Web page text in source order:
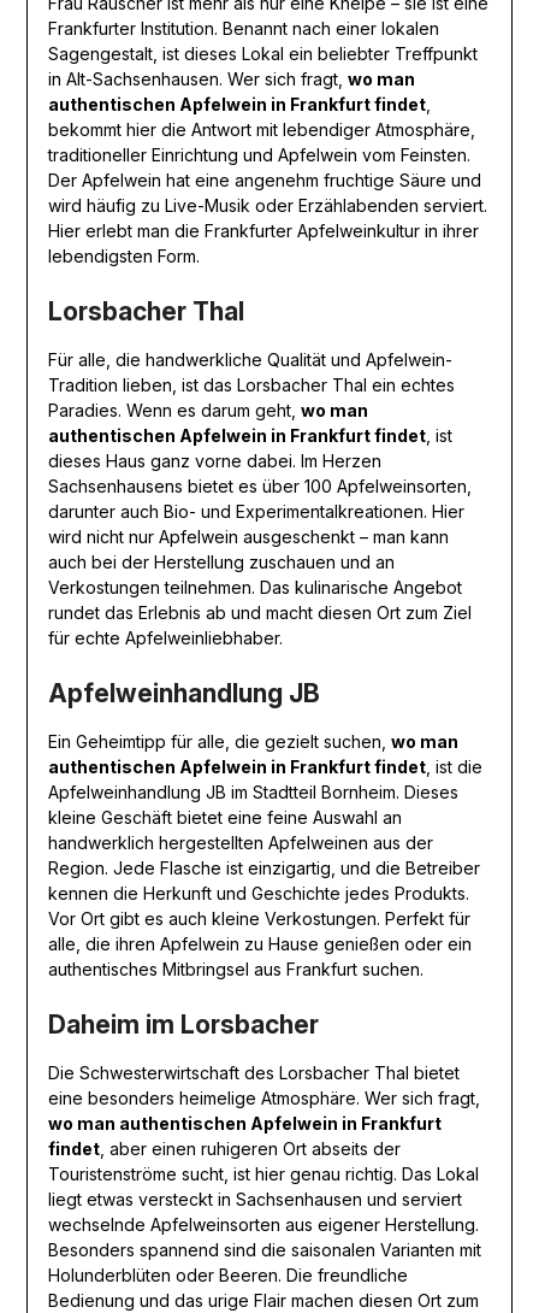
Frankfurter Institution. Benannt nach einer lokalen
Sagengestalt, ist dieses Lokal ein beliebter Treffpunkt
in Alt-Sachsenhausen. Wer sich fragt, wo man
authentischen Apfelwein in Frankfurt findet,
bekommt hier die Antwort mit lebendiger Atmosphäre,
traditioneller Einrichtung und Apfelwein vom Feinsten.
Der Apfelwein hat eine angenehm fruchtige Säure und
wird häufig zu Live-Musik oder Erzählabenden serviert.
Hier erlebt man die Frankfurter Apfelweinkultur in ihrer
lebendigsten Form.
Lorsbacher Thal
Für alle, die handwerkliche Qualität und Apfelwein-
Tradition lieben, ist das Lorsbacher Thal ein echtes
Paradies. Wenn es darum geht, wo man
authentischen Apfelwein in Frankfurt findet, ist
dieses Haus ganz vorne dabei. Im Herzen
Sachsenhausens bietet es über 100 Apfelweinsorten,
darunter auch Bio- und Experimentalkreationen. Hier
wird nicht nur Apfelwein ausgeschenkt – man kann
auch bei der Herstellung zuschauen und an
Verkostungen teilnehmen. Das kulinarische Angebot
rundet das Erlebnis ab und macht diesen Ort zum Ziel
für echte Apfelweinliebhaber.
Apfelweinhandlung JB
Ein Geheimtipp für alle, die gezielt suchen, wo man
authentischen Apfelwein in Frankfurt findet, ist die
Apfelweinhandlung JB im Stadtteil Bornheim. Dieses
kleine Geschäft bietet eine feine Auswahl an
handwerklich hergestellten Apfelweinen aus der
Region. Jede Flasche ist einzigartig, und die Betreiber
kennen die Herkunft und Geschichte jedes Produkts.
Vor Ort gibt es auch kleine Verkostungen. Perfekt für
alle, die ihren Apfelwein zu Hause genießen oder ein
authentisches Mitbringsel aus Frankfurt suchen.
Daheim im Lorsbacher
Die Schwesterwirtschaft des Lorsbacher Thal bietet
eine besonders heimelige Atmosphäre. Wer sich fragt,
wo man authentischen Apfelwein in Frankfurt
findet, aber einen ruhigeren Ort abseits der
Touristenströme sucht, ist hier genau richtig. Das Lokal
liegt etwas versteckt in Sachsenhausen und serviert
wechselnde Apfelweinsorten aus eigener Herstellung.
Besonders spannend sind die saisonalen Varianten mit
Holunderblüten oder Beeren. Die freundliche
Bedienung und das urige Flair machen diesen Ort zum